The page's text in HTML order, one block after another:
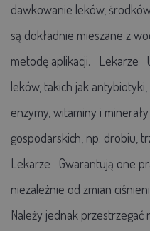
dawkowanie leków,
są dokładnie mieszane z
metodę aplikacji.
Lekarze
leków, takich jak
enzymy, witaminy i
gospodarskich, np. drobiu,
Lekarze
Gwarantują one
niezależnie od zmian
Należy jednak przestrzegać